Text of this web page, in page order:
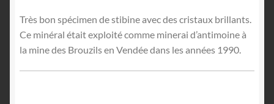
Très bon spécimen de stibine avec des cristaux brillants.
Ce minéral était exploité comme minerai d’antimoine à
la mine des Brouzils en Vendée dans les années 1990.